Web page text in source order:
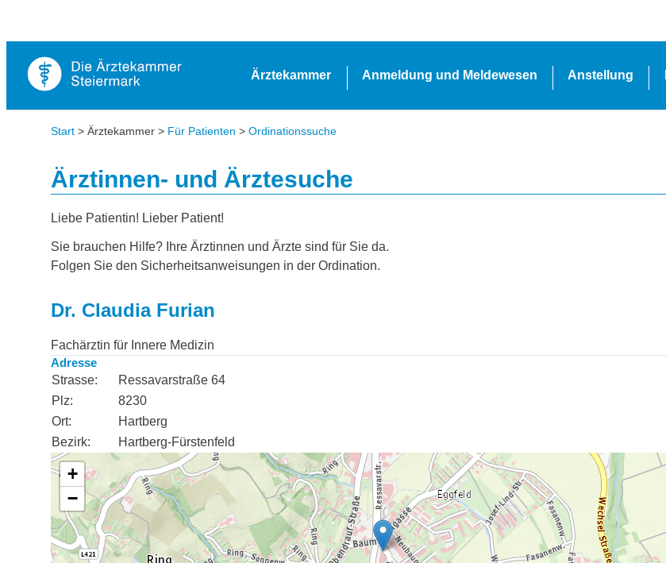
Ärztekammer Anmeldung und Meldewesen Anstellung
Start > Ärztekammer > Für Patienten > Ordinationssuche
Ärztinnen- und Ärztesuche
Liebe Patientin! Lieber Patient!
Sie brauchen Hilfe? Ihre Ärztinnen und Ärzte sind für Sie da.
Folgen Sie den Sicherheitsanweisungen in der Ordination.
Dr. Claudia Furian
Fachärztin für Innere Medizin
Adresse
Strasse:
Ressavarstraße 64
Plz:
8230
Ort:
Hartberg
Bezirk:
Hartberg-Fürstenfeld